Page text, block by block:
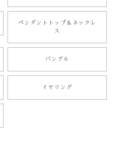
ペンダントトップ＆ネックレ
ス
バングル
イヤリング